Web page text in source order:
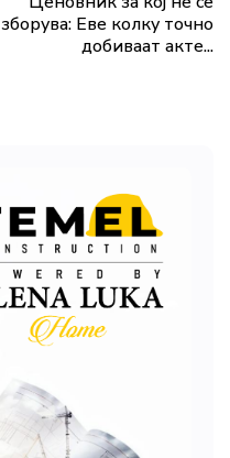
зборува: Еве колку точно
добиваат акте...